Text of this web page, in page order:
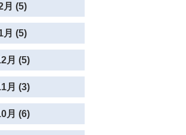
月 (5)
月 (5)
月 (5)
月 (3)
月 (6)